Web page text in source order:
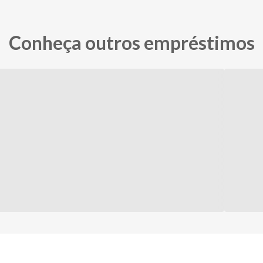
pois com esse dinheiro vou fazer algumas aplicações
Conheça outros empréstimos